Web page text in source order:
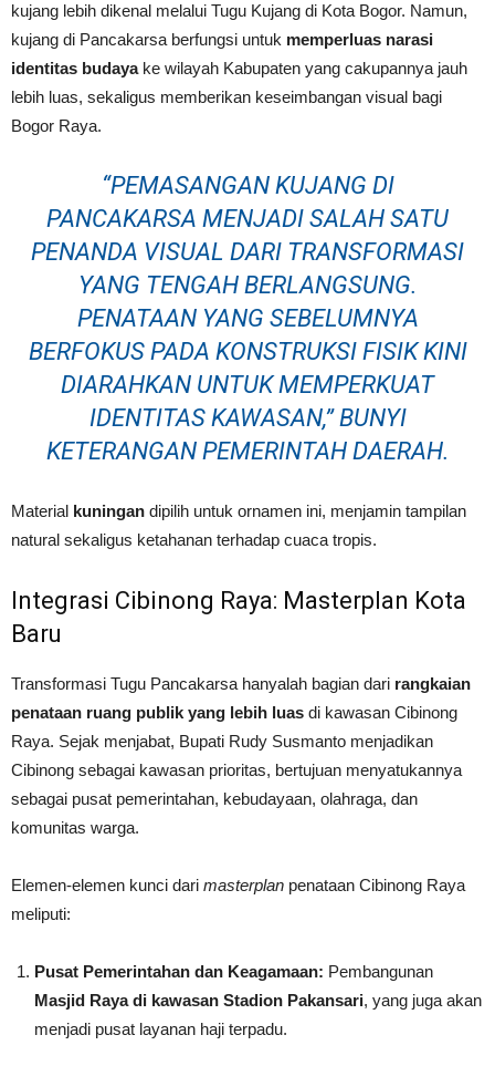
kujang lebih dikenal melalui Tugu Kujang di Kota Bogor. Namun,
kujang di Pancakarsa berfungsi untuk memperluas narasi
identitas budayake wilayah Kabupaten yang cakupannya jauh
lebih luas, sekaligus memberikan keseimbangan visual bagi
Bogor Raya.
“PEMASANGAN KUJANG DI
PANCAKARSA MENJADI SALAH SATU
PENANDA VISUAL DARI TRANSFORMASI
YANG TENGAH BERLANGSUNG.
PENATAAN YANG SEBELUMNYA
BERFOKUS PADA KONSTRUKSI FISIK KINI
DIARAHKAN UNTUK MEMPERKUAT
IDENTITAS KAWASAN,” BUNYI
KETERANGAN PEMERINTAH DAERAH.
Material kuningan dipilih untuk ornamen ini, menjamin tampilan
natural sekaligus ketahanan terhadap cuaca tropis.
Integrasi Cibinong Raya: Masterplan Kota
Baru
Transformasi Tugu Pancakarsa hanyalah bagian dari rangkaian
penataan ruang publik yang lebih luas di kawasan Cibinong
Raya. Sejak menjabat, Bupati Rudy Susmanto menjadikan
Cibinong sebagai kawasan prioritas, bertujuan menyatukannya
sebagai pusat pemerintahan, kebudayaan, olahraga, dan
komunitas warga.
Elemen-elemen kunci dari masterplan penataan Cibinong Raya
meliputi:
Pusat Pemerintahan dan Keagamaan: Pembangunan
Masjid Raya di kawasan Stadion Pakansari, yang juga akan
menjadi pusat layanan haji terpadu.